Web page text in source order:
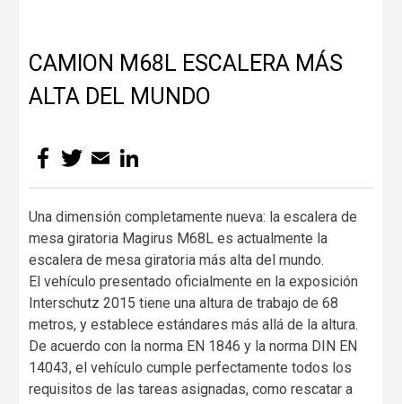
CAMION M68L ESCALERA MÁS
ALTA DEL MUNDO
Facebook
Twitter
Email
Una dimensión completamente nueva: la escalera de
mesa giratoria Magirus M68L es actualmente la
escalera de mesa giratoria más alta del mundo.
El vehículo presentado oficialmente en la exposición
Interschutz 2015 tiene una altura de trabajo de 68
metros, y establece estándares más allá de la altura.
De acuerdo con la norma EN 1846 y la norma DIN EN
14043, el vehículo cumple perfectamente todos los
requisitos de las tareas asignadas, como rescatar a